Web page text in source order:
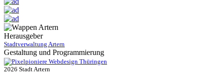
Herausgeber
Stadtverwaltung Artern
Gestaltung und Programmierung
Webdesign Thüringen
2026 Stadt Artern